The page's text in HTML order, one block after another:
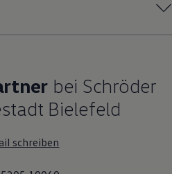
bei Schröder
Bielefeld
schreiben